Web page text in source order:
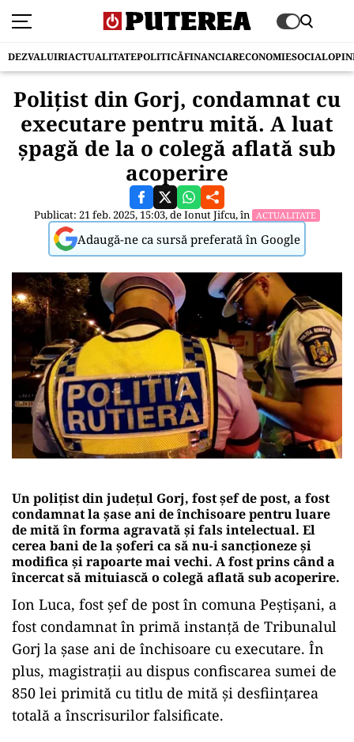
DEZVALUIRIACTUALITATEPOLITICĂFINANCIARECONOMIESOCIAL
Poliţist din Gorj, condamnat cu
executare pentru mită. A luat
şpagă de la o colegă aflată sub
acoperire
Publicat: 21 feb. 2025, 15:03, deIonut Jifcu, în ACTUALITATE
Adaugă-ne ca sursă preferată în Google
Un poliţist din judeţul Gorj, fost şef de post, a fost
condamnat la şase ani de închisoare pentru luare
de mită în forma agravată și fals intelectual. El
cerea bani de la şoferi ca să nu-i sancţioneze şi
modifica şi rapoarte mai vechi. A fost prins când a
încercat să mituiască o colegă aflată sub acoperire.
Ion Luca, fost şef de post în comuna Peştişani, a
fost condamnat în primă instanţă de Tribunalul
Gorj la şase ani de închisoare cu executare. În
plus, magistraţii au dispus confiscarea sumei de
850 lei primită cu titlu de mită și desfiinţarea
totală a înscrisurilor falsificate.